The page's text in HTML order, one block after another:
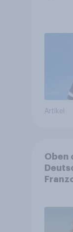
Artikel
Oben